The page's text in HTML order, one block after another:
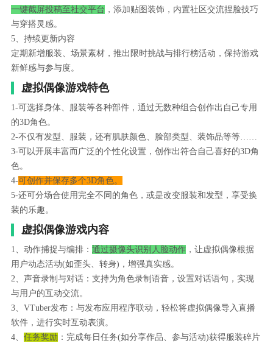
一键截屏投稿至社交平台 ，添加贴图装饰，内置社区交流捏脸技巧
与穿搭灵感。
5、持续更新内容
定期新增服装、场景素材，推出限时挑战与排行榜活动，保持游戏
新鲜感与参与度。
虚拟偶像游戏特色
1-可选择身体、服装等各种部件，通过无数种组合创作出自己专用
的3D角色。
2-不仅有发型、服装，还有肌肤颜色、脸部类型、装饰品等等……
3-可以开展丰富而广泛的个性化设置，创作出符合自己喜好的3D角
色。
4-可创作并保存多个3D角色。
5-还可分场合使用完全不同的角色，或是改变服装和发型，享受换
装的乐趣。
虚拟偶像游戏内容
1、动作捕捉与编排： 通过摄像头识别人脸动作，让虚拟偶像根据
用户动态活动(如歪头、转身)，增强真实感。
2、声音录制与对话：支持为角色录制语音，设置对话语句，实现
与用户的互动交流。
3、VTuber发布：与发布应用程序联动，轻松将虚拟偶像导入直播
软件，进行实时互动表演。
4、 任务奖励 ：完成每日任务(如分享作品、参与活动)获得服装碎片